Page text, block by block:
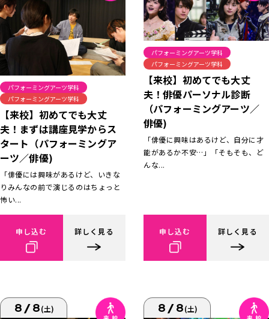
パフォーミングアーツ学科
パフォーミングアーツ学科
【来校】初めてでも大丈
夫！まずは講座見学からス
タート（パフォーミングア
ーツ／俳優)
「俳優には興味があるけど、いきな
りみんなの前で演じるのはちょっと
怖い...
申し込む 詳しく見る
パフォーミングアーツ学科
パフォーミングアーツ学科
【来校】初めてでも大丈
夫！俳優パーソナル診断
（パフォーミングアーツ／
俳優)
「俳優に興味はあるけど、自分に才
能があるか不安…」「そもそも、ど
んな...
申し込む 詳しく見る
8/8(土) 8/8(土)